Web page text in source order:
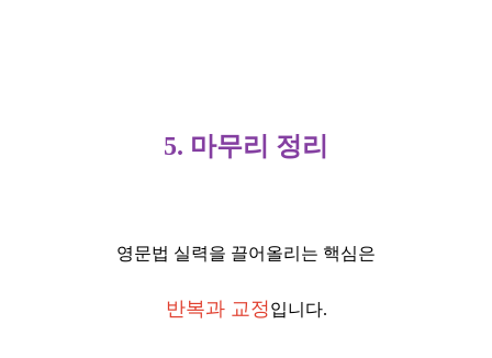
5. 마무리 정리
영문법 실력을 끌어올리는 핵심은
반복과 교정입니다.